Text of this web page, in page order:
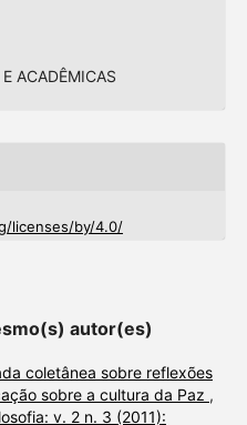
ACADÊMICAS
licenses/by/4.0/
autor(es)
coletânea sobre reflexões
sobre a cultura da Paz ,
v. 2 n. 3 (2011):